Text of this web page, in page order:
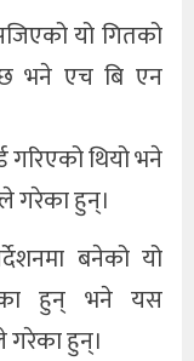
यो गितको
भने एच बि एन
गरिएको थियो भने
गरेका हुन्।
बनेको यो
हुन् भने यस
गरेका हुन्।